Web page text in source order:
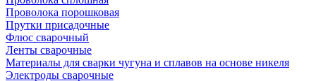
Проволока порошковая
Прутки присадочные
Флюс сварочный
Ленты сварочные
Материалы для сварки чугуна и сплавов на основе никеля
Электроды сварочные